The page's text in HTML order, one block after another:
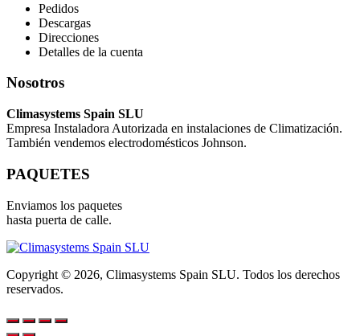
Pedidos
Descargas
Direcciones
Detalles de la cuenta
Nosotros
Climasystems Spain SLU
Empresa Instaladora Autorizada en instalaciones de Climatización.
También vendemos electrodomésticos Johnson.
PAQUETES
Enviamos los paquetes
hasta puerta de calle.
Copyright © 2026, Climasystems Spain SLU. Todos los derechos
reservados.